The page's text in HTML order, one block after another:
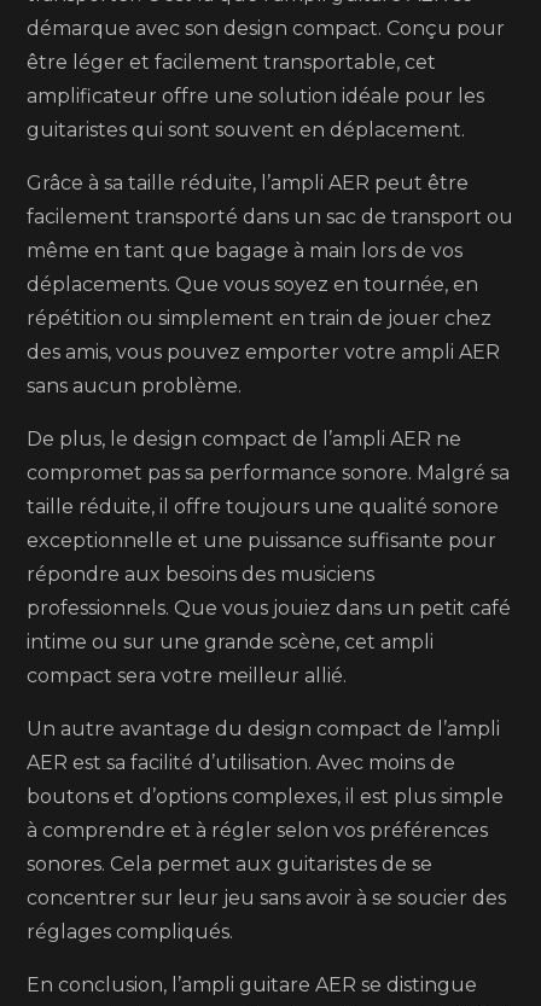
démarque avec son design compact. Conçu pour
être léger et facilement transportable, cet
amplificateur offre une solution idéale pour les
guitaristes qui sont souvent en déplacement.
Grâce à sa taille réduite, l’ampli AER peut être
facilement transporté dans un sac de transport ou
même en tant que bagage à main lors de vos
déplacements. Que vous soyez en tournée, en
répétition ou simplement en train de jouer chez
des amis, vous pouvez emporter votre ampli AER
sans aucun problème.
De plus, le design compact de l’ampli AER ne
compromet pas sa performance sonore. Malgré sa
taille réduite, il offre toujours une qualité sonore
exceptionnelle et une puissance suffisante pour
répondre aux besoins des musiciens
professionnels. Que vous jouiez dans un petit café
intime ou sur une grande scène, cet ampli
compact sera votre meilleur allié.
Un autre avantage du design compact de l’ampli
AER est sa facilité d’utilisation. Avec moins de
boutons et d’options complexes, il est plus simple
à comprendre et à régler selon vos préférences
sonores. Cela permet aux guitaristes de se
concentrer sur leur jeu sans avoir à se soucier des
réglages compliqués.
En conclusion, l’ampli guitare AER se distingue